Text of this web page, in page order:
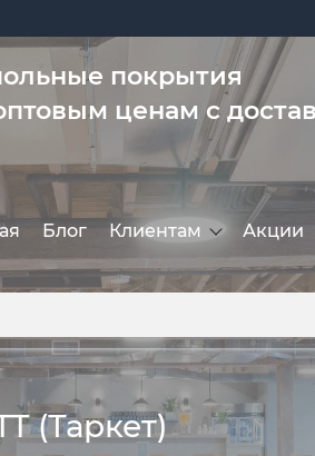
покрытия
ценам с
Блог Клиентам Акции
(Таркет)